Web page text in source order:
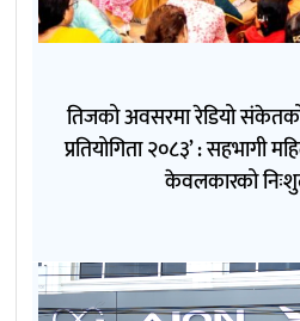
तिजको अवसरमा रेडियो
प्रतियोगिता २०८३’ : सहभागी
केवलकारको